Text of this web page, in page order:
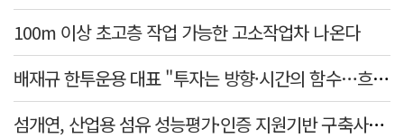
100m 이상 초고층 작업 가능한 고소작업차 나온다
배재규 한투운용 대표 "투자는 방향·시간의 함수…흐름 따라 장기투자해야"
섬개연, 산업용 섬유 성능평가·인증 지원기반 구축사업 참여